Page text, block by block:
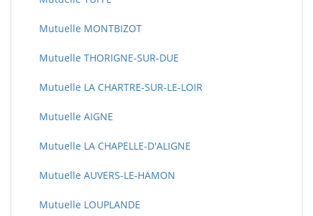
Mutuelle MONTBIZOT
Mutuelle THORIGNE-SUR-DUE
Mutuelle LA CHARTRE-SUR-LE-LOIR
Mutuelle AIGNE
Mutuelle LA CHAPELLE-D'ALIGNE
Mutuelle AUVERS-LE-HAMON
Mutuelle LOUPLANDE